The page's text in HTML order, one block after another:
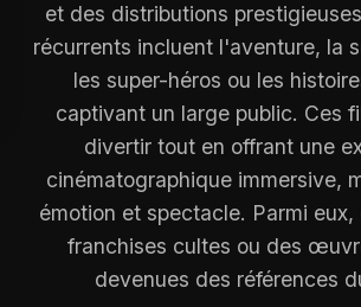
et des distributions
récurrents incluent l'aventure, la
les super-héros ou les
captivant un large public. Ces
divertir tout en offrant une
cinématographique immersive,
émotion et spectacle. Parmi
franchises cultes ou des
devenues des références